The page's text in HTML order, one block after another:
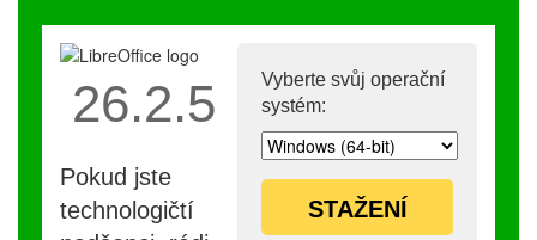
Vyberte svůj operační
systém:
STAŽENÍ
26.2.5
Pokud jste
technologičtí